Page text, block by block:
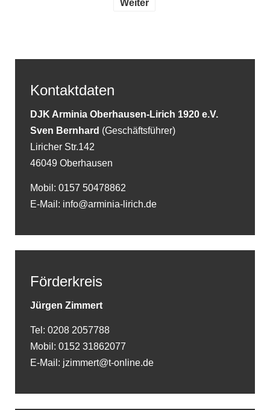
Weiter
Kontaktdaten
DJK Arminia Oberhausen-Lirich 1920 e.V.
Sven Bernhard (Geschäftsführer)
Liricher Str.142
46049 Oberhausen
Mobil: 0157 50478862
E-Mail: info@arminia-lirich.de
Förderkreis
Jürgen Zimmert
Tel: 0208 2057788
Mobil: 0152 31862077
E-Mail: jzimmert@t-online.de